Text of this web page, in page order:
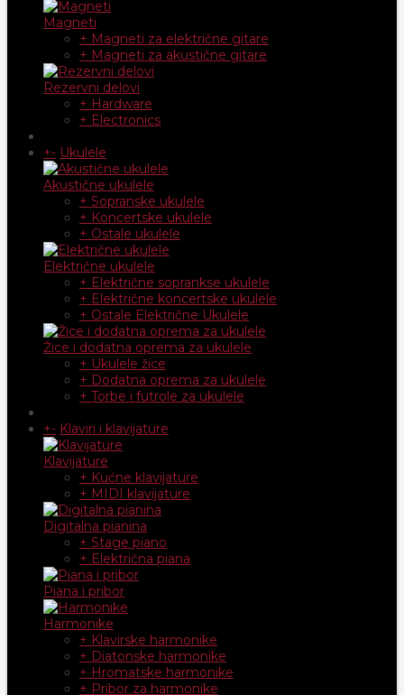
Magneti
+ Magneti za električne gitare
+ Magneti za akustične gitare
Rezervni delovi
+ Hardware
+ Electronics
+- Ukulele
Akustične ukulele
+ Sopranske ukulele
+ Koncertske ukulele
+ Ostale ukulele
Električne ukulele
+ Električne soprankse ukulele
+ Električne koncertske ukulele
+ Ostale Električne Ukulele
Žice i dodatna oprema za ukulele
+ Ukulele žice
+ Dodatna oprema za ukulele
+ Torbe i futrole za ukulele
+- Klaviri i klavijature
Klavijature
+ Kućne klavijature
+ MIDI klavijature
Digitalna pianina
+ Stage piano
+ Električna piana
Piana i pribor
Harmonike
+ Klavirske harmonike
+ Diatonske harmonike
+ Hromatske harmonike
+ Pribor za harmonike